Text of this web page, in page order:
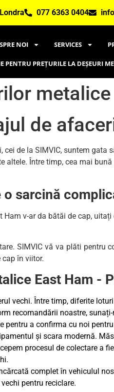
077 6363 0404
NOI SERVICES
PENTRU PREȚURILE LA DEȘEURI
de
cei de la SIMVIC, suntem
altele. Între timp, cea mai
sarcină
v-ar da bătăi de cap,
SIMVIC vă va plăti pentru
în viitor.
East Ham -
vechi. Între timp, diferite
recomandării noastre,
pentru a confirma cu noi
și scara modernă.
procesul de colectare a
complet în vehiculul
pentru reciclare.